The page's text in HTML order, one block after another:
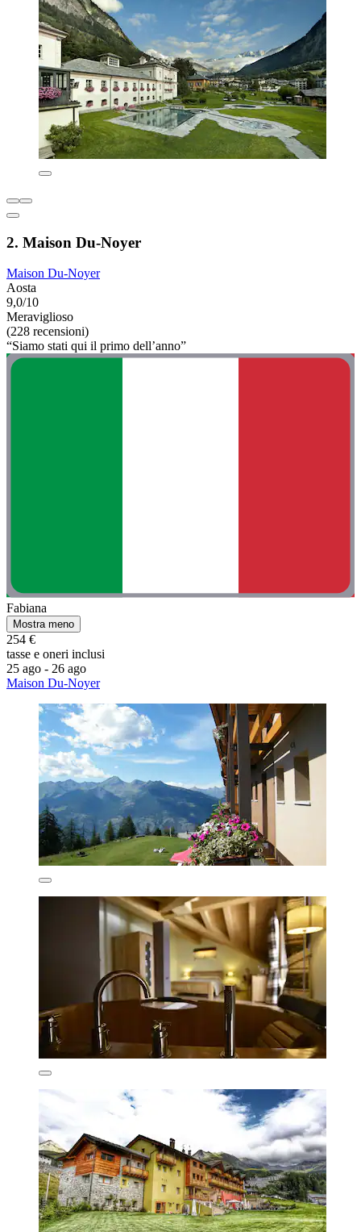
2. Maison Du-Noyer
Maison Du-Noyer
Aosta
9,0/10
Meraviglioso
(228 recensioni)
“Siamo stati qui il primo dell’anno”
Fabiana
Mostra meno
254 €
tasse e oneri inclusi
25 ago - 26 ago
Maison Du-Noyer